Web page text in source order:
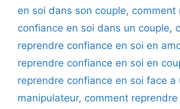
en soi dans son couple, comment
confiance en soi dans un couple,
reprendre confiance en soi en
reprendre confiance en soi en
reprendre confiance en soi face a
manipulateur, comment